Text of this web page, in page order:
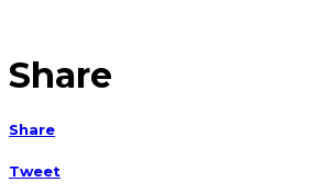
Share
Share
Tweet